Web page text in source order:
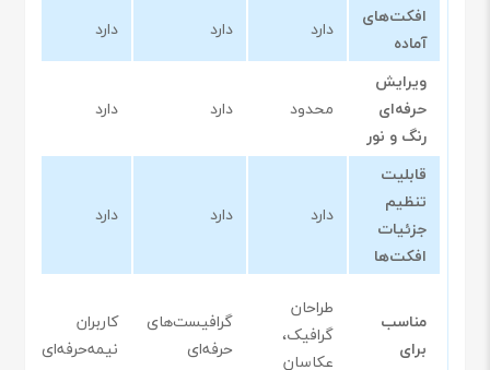
افکت‌های
آماده
دارد دارد دارد
ویرایش
حرفه‌ای
رنگ و نور
محدود دارد دارد
قابلیت
تنظیم
جزئیات
افکت‌ها
دارد دارد دارد
مناسب
برای
طراحان
گرافیک،
عکاسان
گرافیست‌های
حرفه‌ای
کاربران
نیمه‌حرفه‌ای